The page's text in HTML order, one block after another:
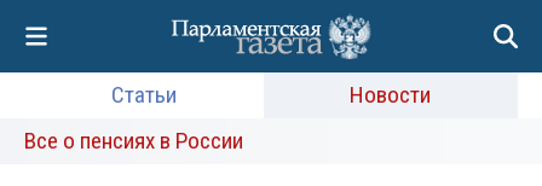
Статьи
Новости
Все о пенсиях в России